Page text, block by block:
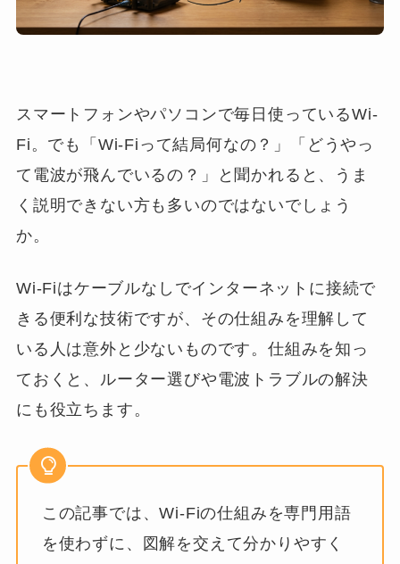
スマートフォンやパソコンで毎日使っているWi-
Fi。でも「Wi-Fiって結局何なの？」「どうやっ
て電波が飛んでいるの？」と聞かれると、うま
く説明できない方も多いのではないでしょう
か。
Wi-Fiはケーブルなしでインターネットに接続で
きる便利な技術ですが、その仕組みを理解して
いる人は意外と少ないものです。仕組みを知っ
ておくと、ルーター選びや電波トラブルの解決
にも役立ちます。
この記事では、Wi-Fiの仕組みを専門用語
を使わずに、図解を交えて分かりやすく